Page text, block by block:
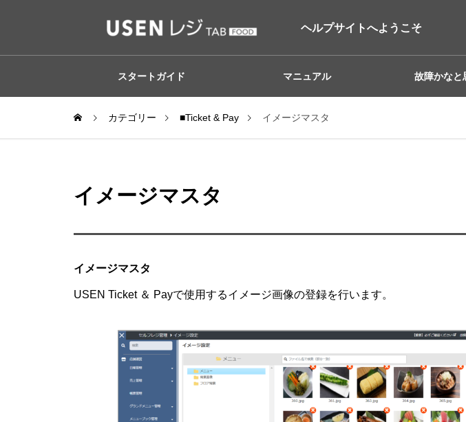
ヘルプサイトへようこそ
スタートガイド マニュアル 故障かなと
カテゴリー ■Ticket & Pay イメージマスタ
イメージマスタ
イメージマスタ
USEN Ticket ＆ Payで使用するイメージ画像の登録を行います。